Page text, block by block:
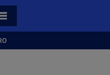
TOATE CATEGORIILE